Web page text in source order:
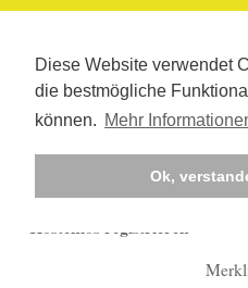
Diese Website verwendet
die bestmögliche
können. Mehr
Ok,
Kostenlos registrieren